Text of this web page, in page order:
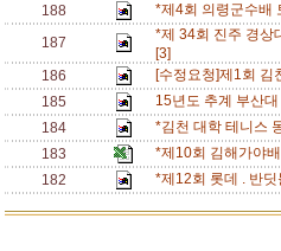
188
*제4회 의령군수배
187
*제 34회 진주 경상
[3]
186
[수정요청]제1회
185
15년도 추계 부산
184
*김천 대학 테니스
183
*제10회 김해가야
182
*제12회 롯데 . 반